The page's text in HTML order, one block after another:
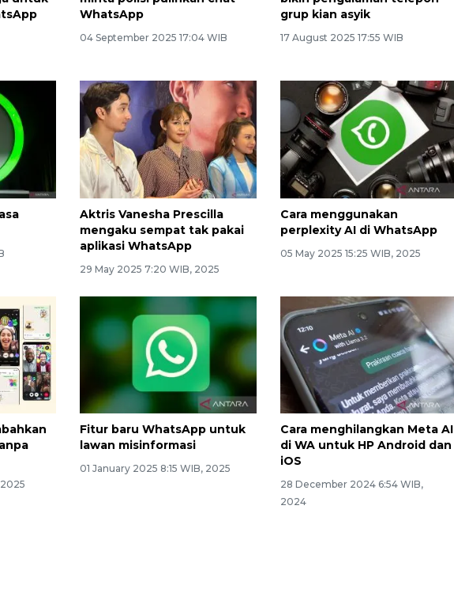
WhatsApp
04 September 2025 17:04 WIB
grup kian asyik
17 August 2025 17:55 WIB
Aktris Vanesha Prescilla
mengaku sempat tak pakai
aplikasi WhatsApp
29 May 2025 7:20 WIB, 2025
Cara menggunakan
perplexity AI di WhatsApp
05 May 2025 15:25 WIB, 2025
2025
Fitur baru WhatsApp untuk
lawan misinformasi
01 January 2025 8:15 WIB, 2025
Cara menghilangkan Meta AI
di WA untuk HP Android dan
iOS
28 December 2024 6:54 WIB,
2024
pembunuhan Brigadir Nurhadi
10 March 2026 12:55 WIB